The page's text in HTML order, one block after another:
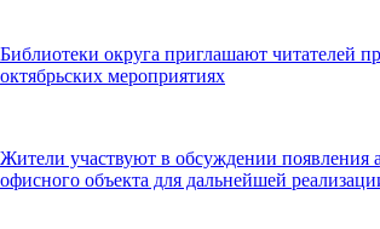
Библиотеки округа приглашают читателей
октябрьских мероприятиях
Жители участвуют в обсуждении появления
офисного объекта для дальнейшей